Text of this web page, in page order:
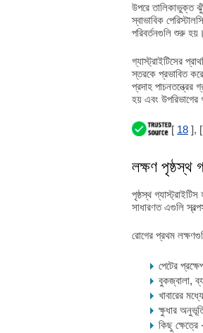
উপরে তালিকাভুক্ত
স্বাভাবিক
পরিবর্তনগুলি শুরু হয়।
গ্যাস্ট্রাইটিসের
স্তরকে প্রভাবিত
প্রদাহ পাচনতন্ত্রের
হয় এবং উপরিভাগের
[ 18 ], [
লক্ষণ পৃষ্ঠস্থ
পৃষ্ঠস্থ
সাধারণত এগুলি
রোগের প্রথম
পেটের
বুকজ্বালা,
খাবারের
ক্ষুধার
কিছু